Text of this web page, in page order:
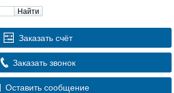
Найти
Заказать счёт
Заказать звонок
Оставить сообщение